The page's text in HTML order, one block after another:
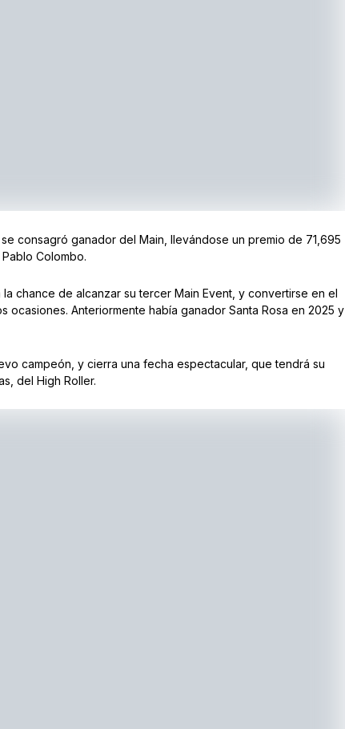
consagró ganador del Main, llevándose un premio de 71,695
Colombo.
chance de alcanzar su tercer Main Event, y convertirse en el
ocasiones. Anteriormente había ganador Santa Rosa en 2025 y
campeón, y cierra una fecha espectacular, que tendrá su
del High Roller.